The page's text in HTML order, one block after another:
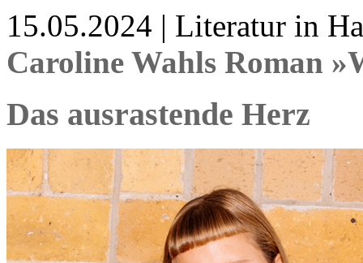
15.05.2024 | Literatur in
Caroline Wahls Roman
Das ausrastende Herz